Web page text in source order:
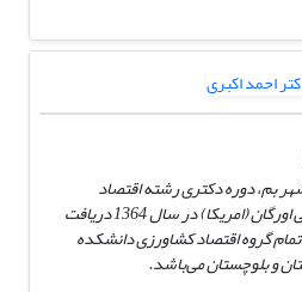
متولد 1330 از شهر بم، دوره دکتری رشته اقتصاد
کشاورزی خود را از دانشگاه ایالتی اورگان (امریکا) در سال 1364 دریافت
گروه اقتصاد کشاورزی دانشکده
و بلوچستان می‌باشد.